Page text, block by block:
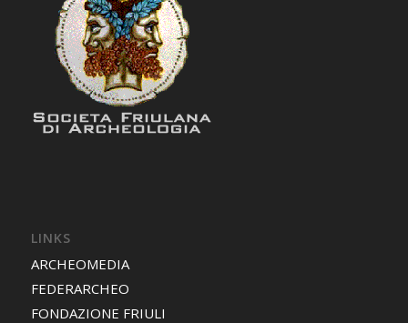
LINKS
ARCHEOMEDIA
FEDERARCHEO
FONDAZIONE FRIULI